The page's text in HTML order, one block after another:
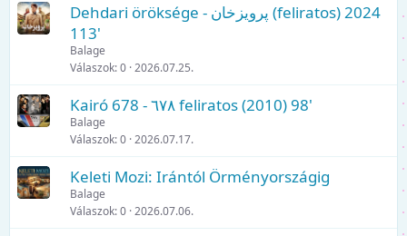
Dehdari öröksége - پرویزخان (feliratos) 2024
113'
Balage
Válaszok 0 2026.07.25.
Kairó 678 - ٦٧٨ feliratos (2010) 98'
Balage
Válaszok 0 2026.07.17.
Keleti Mozi: Irántól Örményországig
Balage
Válaszok 0 2026.07.06.